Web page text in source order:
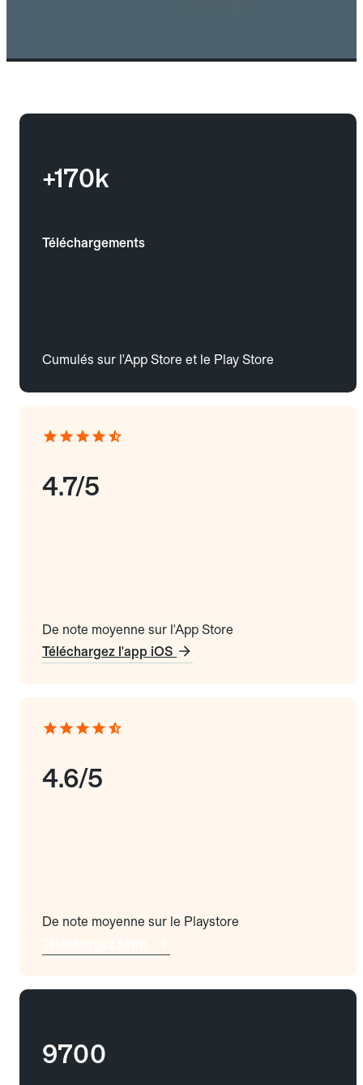
+170k
Téléchargements
Cumulés sur l'App Store et le Play Store
4.7/5
De note moyenne sur l'App Store
Téléchargez l'app iOS
4.6/5
De note moyenne sur le Playstore
9700